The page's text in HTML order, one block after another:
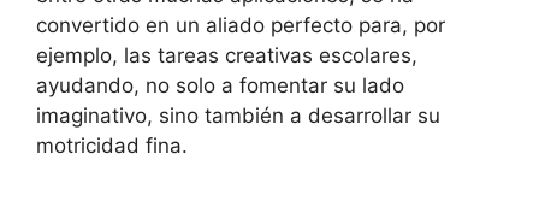
convertido en un aliado perfecto para, por
ejemplo, las tareas creativas escolares,
ayudando, no solo a fomentar su lado
imaginativo, sino también a desarrollar su
motricidad fina.